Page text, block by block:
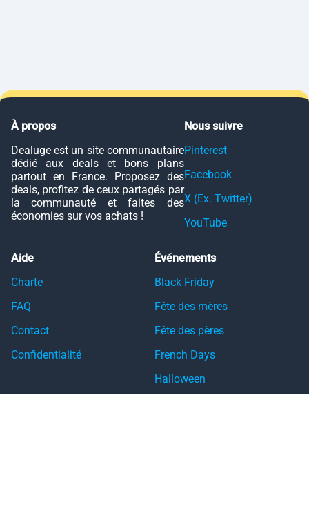
À propos
Dealuge est un site communautaire
dédié aux deals et bons plans
partout en France. Proposez des
deals, profitez de ceux partagés par
la communauté et faites des
économies sur vos achats !
Nous suivre
Pinterest
Facebook
X (Ex. Twitter)
YouTube
Aide
Charte
FAQ
Contact
Confidentialité
Événements
Black Friday
Fête des mères
Fête des pères
French Days
Halloween